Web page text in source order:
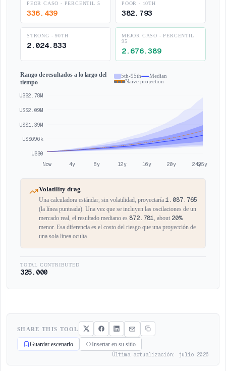
PEOR CASO - PERCENTIL 5
336.439
POOR - 10TH
382.793
STRONG - 90TH
2.024.833
MEJOR CASO - PERCENTIL
95
2.676.389
Rango de resultados a lo largo del
tiempo
5th-95th
Median
Naive projection
US$2.78M
US$2.09M
US$1.39M
US$696k
US$0
Now
4y 8y 12y 16y 20y 24y25y
Volatility drag
Una calculadora estándar, sin volatilidad, proyectaría 1.087.765
(la línea punteada). Una vez que se incluyen las oscilaciones de un
mercado real, el resultado mediano es 872.781, about 20%
menor. Esa diferencia es el costo del riesgo que una proyección de
una sola línea oculta.
TOTAL CONTRIBUTED
325.000
SHARE THIS TOOL
Guardar escenario Insertar en su sitio
Última actualización: julio 2026